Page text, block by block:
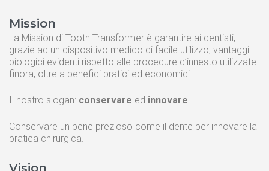
Mission
La Mission di Tooth Transformer è garantire ai dentisti,
grazie ad un dispositivo medico di facile utilizzo, vantaggi
biologici evidenti rispetto alle procedure d’innesto utilizzate
finora, oltre a benefici pratici ed economici.
Il nostro slogan: conservare ed innovare.
Conservare un bene prezioso come il dente per innovare la
pratica chirurgica.
Vision
TT TOOTH TRANSFORMER SRL
Via Washington, 59 – 20146 MILANO
Italy | Tel. +39.024695435
info@toothtransformer.com
Tooth Transformer system ®
The Device